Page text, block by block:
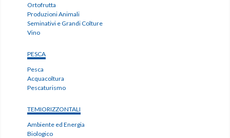
Ortofrutta
Produzioni Animali
Seminativi e Grandi Colture
Vino
PESCA
Pesca
Acquacoltura
Pescaturismo
TEMIORIZZONTALI
Ambiente ed Energia
Biologico